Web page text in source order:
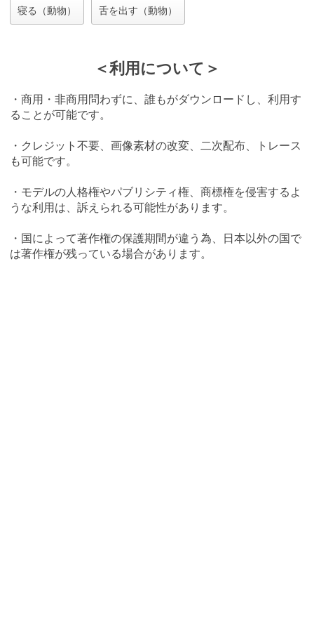
寝る（動物） 舌を出す（動物）
＜利用について＞
・商用・非商用問わずに、誰もがダウンロードし、利用す
ることが可能です。
・クレジット不要、画像素材の改変、二次配布、トレース
も可能です。
・モデルの人格権やパブリシティ権、商標権を侵害するよ
うな利用は、訴えられる可能性があります。
・国によって著作権の保護期間が違う為、日本以外の国で
は著作権が残っている場合があります。